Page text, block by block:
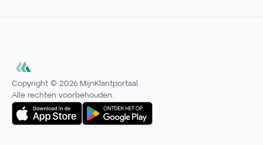
Copyright © 2026 MijnKlantportaal.
Alle rechten voorbehouden.